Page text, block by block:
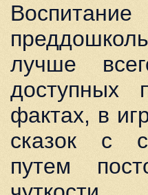
лучше
доступных
фактах, в
сказок с
путем